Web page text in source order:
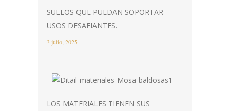
SUELOS QUE PUEDAN SOPORTAR
USOS DESAFIANTES.
3 julio, 2025
LOS MATERIALES TIENEN SUS